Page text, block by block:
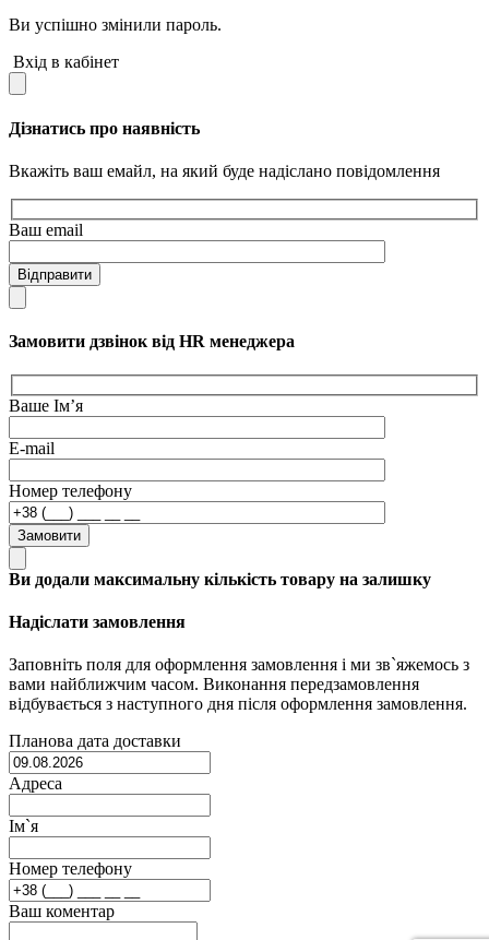
Ви успішно змінили пароль.
Вхід в кабінет
Дізнатись про наявність
Вкажіть ваш емайл, на який буде надіслано повідомлення
Ваш email
Відправити
Замовити дзвінок від HR менеджера
Ваше Ім’я
E-mail
Номер телефону
Замовити
Ви додали максимальну кількість товару на залишку
Надіслати замовлення
Заповніть поля для оформлення замовлення і ми зв`яжемось з
вами найближчим часом. Виконання передзамовлення
відбувається з наступного дня після оформлення замовлення.
Планова дата доставки
Адреса
Ім`я
Номер телефону
Ваш коментар